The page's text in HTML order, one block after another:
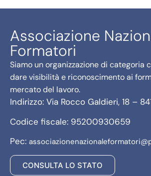
Associazione
Formatori
Siamo un organizzazione di categoria
dare visibilità e riconoscimento ai
mercato del lavoro.
Indirizzo: Via Rocco Galdieri, 18 –
Codice fiscale: 95200930659
Pec:
CONSULTA LO STATO